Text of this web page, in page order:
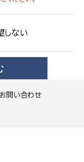
問い合わせ
しない